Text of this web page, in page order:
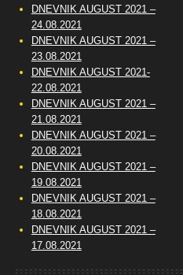
DNEVNIK AUGUST 2021 –
24.08.2021
DNEVNIK AUGUST 2021 –
23.08.2021
DNEVNIK AUGUST 2021-
22.08.2021
DNEVNIK AUGUST 2021 –
21.08.2021
DNEVNIK AUGUST 2021 –
20.08.2021
DNEVNIK AUGUST 2021 –
19.08.2021
DNEVNIK AUGUST 2021 –
18.08.2021
DNEVNIK AUGUST 2021 –
17.08.2021